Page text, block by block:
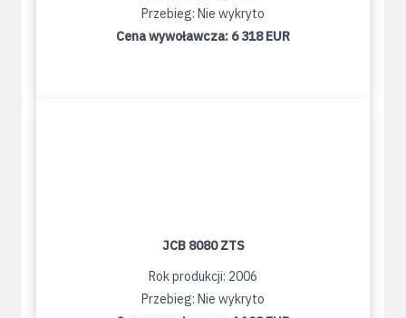
Przebieg: Nie wykryto
Cena wywoławcza: 6 318 EUR
JCB 8080 ZTS
Rok produkcji: 2006
Przebieg: Nie wykryto